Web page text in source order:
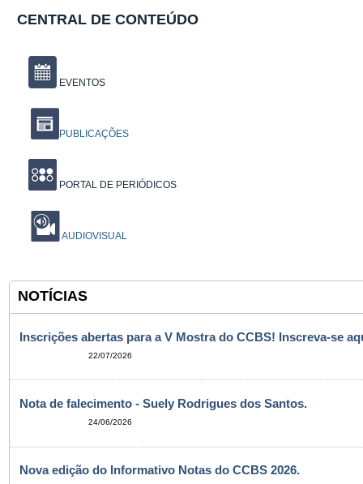
CENTRAL DE CONTEÚDO
EVENTOS
PUBLICAÇÕES
PORTAL DE PERIÓDICOS
AUDIOVISUAL
NOTÍCIAS
Inscrições abertas para a V Mostra do CCBS! Inscreva-se
22/07/2026
Nota de falecimento - Suely Rodrigues dos Santos.
24/06/2026
Nova edição do Informativo Notas do CCBS 2026.